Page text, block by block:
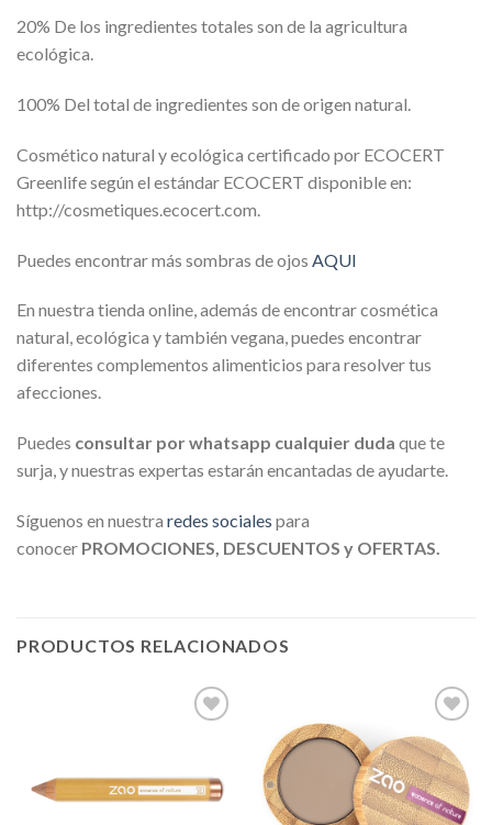
20% De los ingredientes totales son de la agricultura
ecológica.
100% Del total de ingredientes son de origen natural.
Cosmético natural y ecológica certificado por ECOCERT
Greenlife según el estándar ECOCERT disponible en:
http://cosmetiques.ecocert.com.
Puedes encontrar más sombras de ojos AQUI
En nuestra tienda online, además de encontrar cosmética
natural, ecológica y también vegana, puedes encontrar
diferentes complementos alimenticios para resolver tus
afecciones.
Puedes consultar por whatsapp cualquier duda que te
surja, y nuestras expertas estarán encantadas de ayudarte.
Síguenos en nuestra redes sociales para
conocer PROMOCIONES, DESCUENTOS y OFERTAS.
PRODUCTOS RELACIONADOS
a la
lista de
Añadir
a la
lista de
deseos